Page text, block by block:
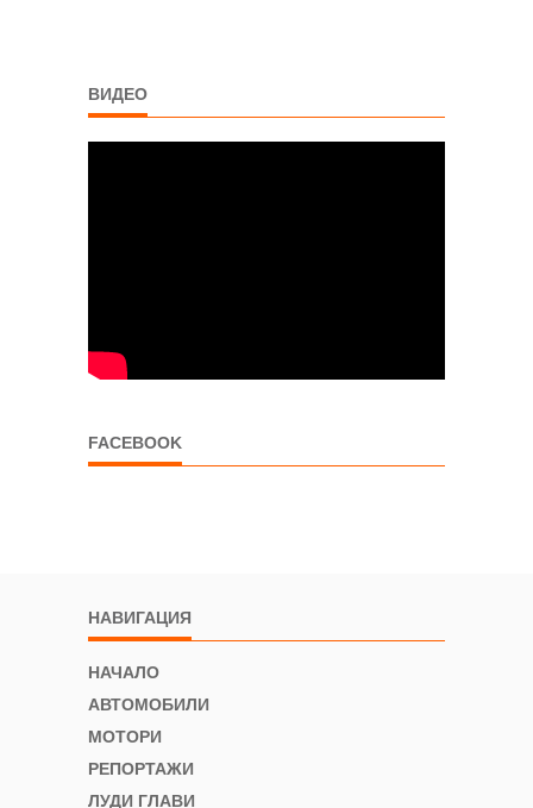
ВИДЕО
FACEBOOK
НАВИГАЦИЯ
НАЧАЛО
АВТОМОБИЛИ
МОТОРИ
РЕПОРТАЖИ
ЛУДИ ГЛАВИ